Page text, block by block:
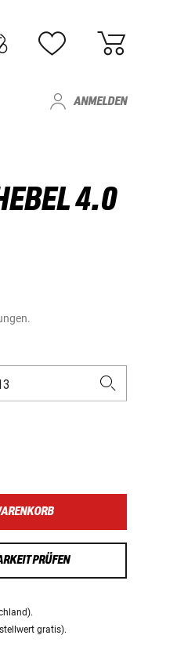
ANMELDEN
4.0
PRÜFEN
gratis).